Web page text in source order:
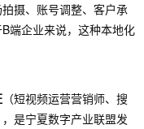
摄、账号调整、客户承
端企业来说，这种本地化
（短视频运营营销师、搜
是宁夏数字产业联盟发